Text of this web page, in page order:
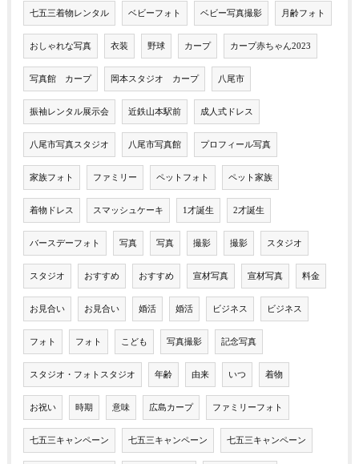
七五三着物レンタル ベビーフォト ベビー写真撮影 月齢フォト
おしゃれな写真 衣装 野球 カープ カープ赤ちゃん2023
写真館 カープ 岡本スタジオ カープ 八尾市
振袖レンタル展示会 近鉄山本駅前 成人式ドレス
八尾市写真スタジオ 八尾市写真館 プロフィール写真
家族フォト ファミリー ペットフォト ペット家族
着物ドレス スマッシュケーキ 1才誕生 2才誕生
バースデーフォト 写真 写真 撮影 撮影 スタジオ
スタジオ おすすめ おすすめ 宣材写真 宣材写真 料金
お見合い お見合い 婚活 婚活 ビジネス ビジネス
フォト フォト こども 写真撮影 記念写真
スタジオ・フォトスタジオ 年齢 由来 いつ 着物
お祝い 時期 意味 広島カープ ファミリーフォト
七五三キャンペーン 七五三キャンペーン 七五三キャンペーン